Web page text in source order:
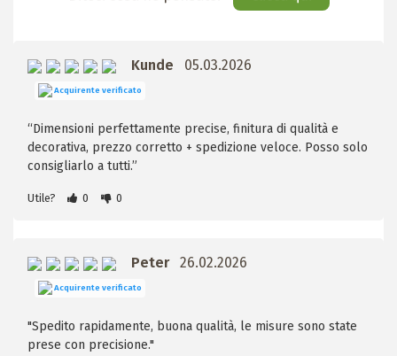
Kunde 05.03.2026
Acquirente verificato
“Dimensioni perfettamente precise, finitura di qualità e
decorativa, prezzo corretto + spedizione veloce. Posso solo
consigliarlo a tutti.”
Utile? 0 0
Peter 26.02.2026
Acquirente verificato
"Spedito rapidamente, buona qualità, le misure sono state
prese con precisione."